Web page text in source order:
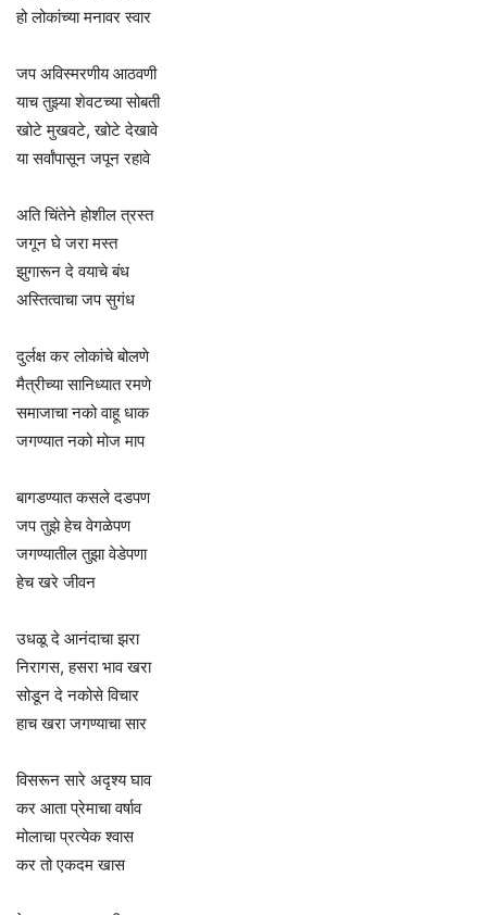
हो लोकांच्या मनावर स्वार
जप अविस्मरणीय आठवणी
याच तुझ्या शेवटच्या सोबती
खोटे मुखवटे, खोटे देखावे
या सर्वांपासून जपून रहावे
अति चिंतेने होशील त्रस्त
जगून घे जरा मस्त
झुगारून दे वयाचे बंध
अस्तित्वाचा जप सुगंध
दुर्लक्ष कर लोकांचे बोलणे
मैत्रीच्या सानिध्यात रमणे
समाजाचा नको वाहू धाक
जगण्यात नको मोज माप
बागडण्यात कसले दडपण
जप तुझे हेच वेगळेपण
जगण्यातील तुझा वेडेपणा
हेच खरे जीवन
उधळू दे आनंदाचा झरा
निरागस, हसरा भाव खरा
सोडून दे नकोसे विचार
हाच खरा जगण्याचा सार
विसरून सारे अदृश्य घाव
कर आता प्रेमाचा वर्षाव
मोलाचा प्रत्येक श्वास
कर तो एकदम खास